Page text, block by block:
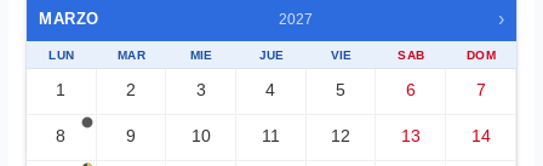
MARZO 2027 ›
LUN MAR MIE JUE VIE SAB DOM
1 2 3 4 5 6 7
8 9 10 11 12 13 14